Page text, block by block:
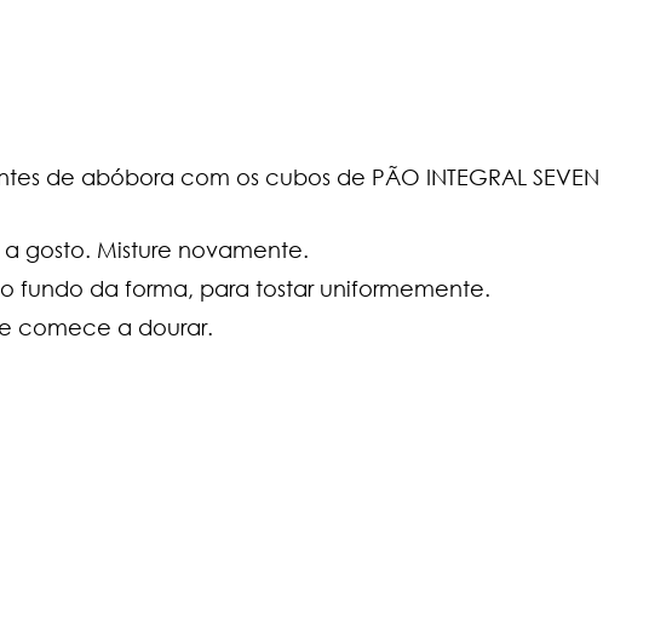
de abóbora com os cubos de PÃO INTEGRAL SEVEN
gosto. Misture novamente.
fundo da forma, para tostar uniformemente.
comece a dourar.